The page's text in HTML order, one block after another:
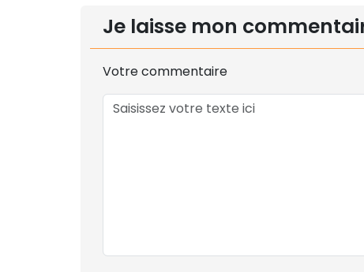
Je laisse mon
Votre commentaire